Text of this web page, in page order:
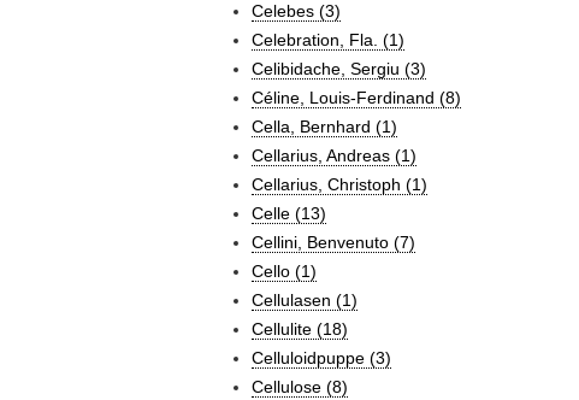
Celebes (3)
Celebration, Fla. (1)
Celibidache, Sergiu (3)
Céline, Louis-Ferdinand (8)
Cella, Bernhard (1)
Cellarius, Andreas (1)
Cellarius, Christoph (1)
Celle (13)
Cellini, Benvenuto (7)
Cello (1)
Cellulasen (1)
Cellulite (18)
Celluloidpuppe (3)
Cellulose (8)